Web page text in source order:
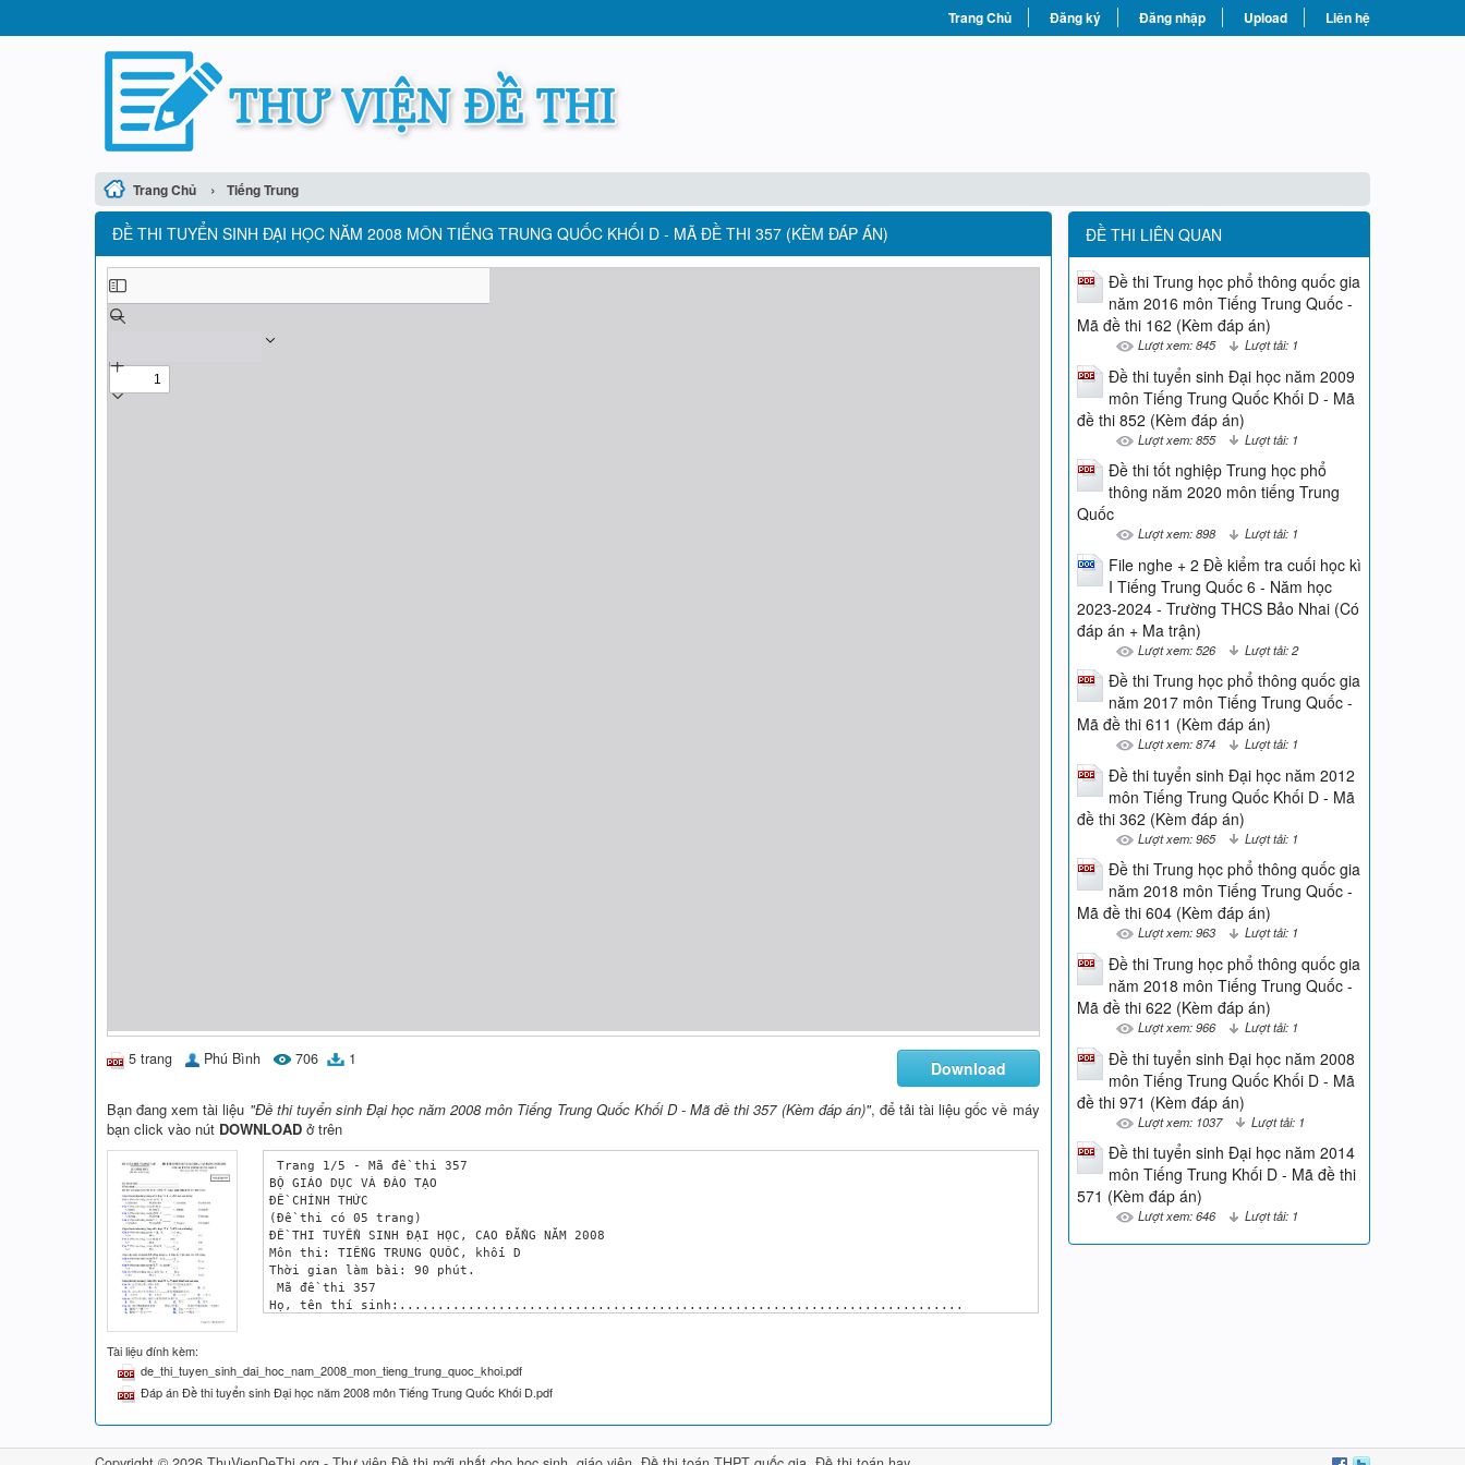
Trang Chủ Đăng ký Đăng nhập Upload Liên hệ
Trang Chủ › Tiếng Trung
ĐỀ THI TUYỂN SINH ĐẠI HỌC NĂM 2008 MÔN TIẾNG TRUNG QUỐC KHỐI D - MÃ ĐỀ THI 357 (KÈM ĐÁP ÁN)
5 trang Phú Bình 706 1 Download
Bạn đang xem tài liệu "Đề thi tuyển sinh Đại học năm 2008 môn Tiếng Trung Quốc Khối D - Mã đề thi 357 (Kèm đáp án)", để tải tài liệu gốc về máy
bạn click vào nút DOWNLOAD ở trên
Trang 1/5 - Mã đề thi 357
BỘ GIÁO DỤC VÀ ĐÀO TẠO
ĐỀ CHÍNH THỨC
(Đề thi có 05 trang)
ĐỀ THI TUYỂN SINH ĐẠI HỌC, CAO ĐẲNG NĂM 2008
Môn thi: TIẾNG TRUNG QUỐC, khối D
Thời gian làm bài: 90 phút.
Mã đề thi 357
Họ, tên thí sinh:..........................................................................
Câu 1: Phiên âm đúng của từ 盼望 là: ______.
A. pānwāng B. pānwàng C. pànwàng D. pànwāng
A. fāngfú B. făngfú C. fángfù D. făngfu
A. hútōng B. hútong C. hútóng D. hùtong
Tài liệu đính kèm:
de_thi_tuyen_sinh_dai_hoc_nam_2008_mon_tieng_trung_quoc_khoi.pdf
Đáp án Đề thi tuyển sinh Đại học năm 2008 môn Tiếng Trung Quốc Khối D.pdf
ĐỀ THI LIÊN QUAN
Đề thi Trung học phổ thông quốc gia
năm 2016 môn Tiếng Trung Quốc -
Mã đề thi 162 (Kèm đáp án)
Lượt xem: 845 Lượt tải: 1
Đề thi tuyển sinh Đại học năm 2009
môn Tiếng Trung Quốc Khối D - Mã
đề thi 852 (Kèm đáp án)
Lượt xem: 855 Lượt tải: 1
Đề thi tốt nghiệp Trung học phổ
thông năm 2020 môn tiếng Trung
Quốc
Lượt xem: 898 Lượt tải: 1
File nghe + 2 Đề kiểm tra cuối học kì
I Tiếng Trung Quốc 6 - Năm học
2023-2024 - Trường THCS Bảo Nhai (Có
đáp án + Ma trận)
Lượt xem: 526 Lượt tải: 2
Đề thi Trung học phổ thông quốc gia
năm 2017 môn Tiếng Trung Quốc -
Mã đề thi 611 (Kèm đáp án)
Lượt xem: 874 Lượt tải: 1
Đề thi tuyển sinh Đại học năm 2012
môn Tiếng Trung Quốc Khối D - Mã
đề thi 362 (Kèm đáp án)
Lượt xem: 965 Lượt tải: 1
Đề thi Trung học phổ thông quốc gia
năm 2018 môn Tiếng Trung Quốc -
Mã đề thi 604 (Kèm đáp án)
Lượt xem: 963 Lượt tải: 1
Đề thi Trung học phổ thông quốc gia
năm 2018 môn Tiếng Trung Quốc -
Mã đề thi 622 (Kèm đáp án)
Lượt xem: 966 Lượt tải: 1
Đề thi tuyển sinh Đại học năm 2008
môn Tiếng Trung Quốc Khối D - Mã
đề thi 971 (Kèm đáp án)
Lượt xem: 1037 Lượt tải: 1
Đề thi tuyển sinh Đại học năm 2014
môn Tiếng Trung Khối D - Mã đề thi
571 (Kèm đáp án)
Lượt xem: 646 Lượt tải: 1